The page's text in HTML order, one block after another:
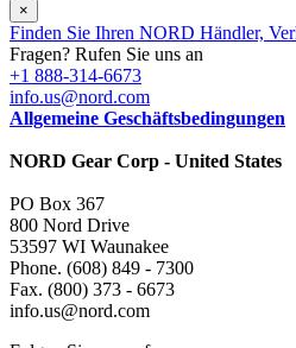
×
Finden Sie Ihren NORD Händler,
Fragen? Rufen Sie uns an
+1 888-314-6673
info.us@nord.com
Allgemeine Geschäftsbedingungen
NORD Gear Corp - United States
PO Box 367
800 Nord Drive
53597 WI Waunakee
Phone. (608) 849 - 7300
Fax. (800) 373 - 6673
info.us@nord.com